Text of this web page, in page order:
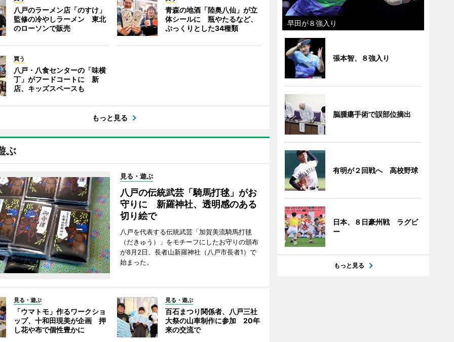
八戸のラーメン店「のすけ」
監修の冷やしラーメン 東北
のローソンで販売
青森の地酒「陸奥八仙」が立
体シールに 瓶やたるなど、
ぷっくりとした34種類
買う
八戸・八食センターの「味横
丁」がフードコートに 新
店、キッズスペースも
もっと見る
ぶ
見る・遊ぶ
八戸の伝統武芸「騎馬打毬」がお
守りに 新羅神社、透明感のある
切り絵で
八戸を代表する伝統武芸「加賀美流騎馬打毬
（だきゅう）」をモチーフにしたお守りの頒布
が8月2日、長者山新羅神社（八戸市長者1）で
始まった。
見る・遊ぶ
「ウマトモ」作るワークショ
ップ、十和田現美が企画 押
し花や布で個性豊かに
見る・遊ぶ
百石まつり関係者、八戸三社
大祭の山車制作に参加 20年
来の交流で
早田が８強入り
張本智、８強入り
脳腫瘍手術で誤部位摘出
有明が２回戦へ 高校野球
日本、８日豪州戦 ラグビ
ー
もっと見る